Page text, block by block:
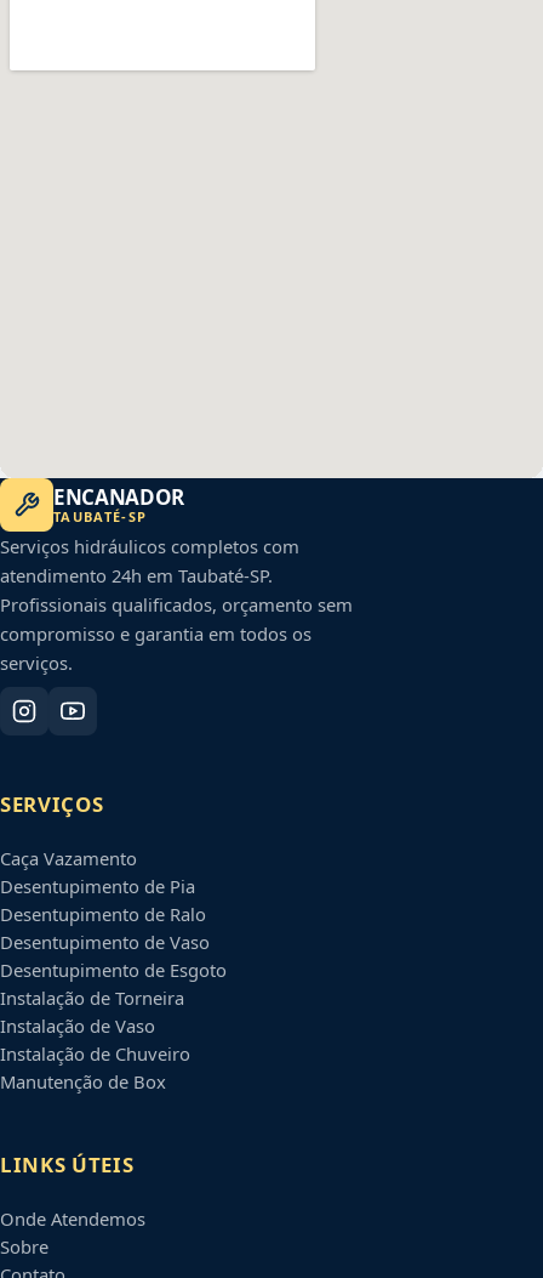
ENCANADOR
TAUBATÉ-SP
Serviços hidráulicos completos com
atendimento 24h em Taubaté-SP.
Profissionais qualificados, orçamento sem
compromisso e garantia em todos os
serviços.
SERVIÇOS
Caça Vazamento
Desentupimento de Pia
Desentupimento de Ralo
Desentupimento de Vaso
Desentupimento de Esgoto
Instalação de Torneira
Instalação de Vaso
Instalação de Chuveiro
Manutenção de Box
LINKS ÚTEIS
Onde Atendemos
Sobre